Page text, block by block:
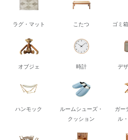
ラグ・マット こたつ ゴミ
オブジェ 時計 デ
ハンモック
ルームシューズ・
クッション
ガー
ル